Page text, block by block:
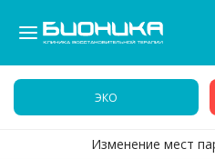
ЭКО
Изменение мест